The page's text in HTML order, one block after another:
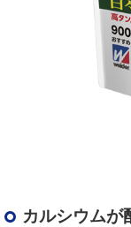
カルシウムが